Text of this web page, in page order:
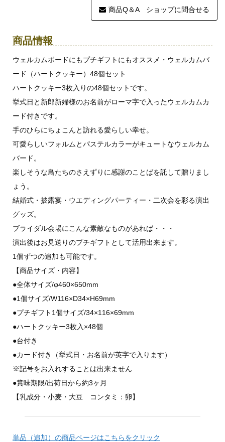
商品Q＆A ショップに問合せる
商品情報
ウェルカムボードにもプチギフトにもオススメ・ウェルカムバ
ード（ハートクッキー）48個セット
ハートクッキー3枚入りの48個セットです。
挙式日と新郎新婦様のお名前がローマ字で入ったウェルカムカ
ード付きです。
手のひらにちょこんと訪れる愛らしい幸せ。
可愛らしいフォルムとパステルカラーがキュートなウェルカム
バード。
楽しそうな鳥たちのさえずりに感謝のことばを託して贈りまし
ょう。
結婚式・披露宴・ウエディングパーティー・二次会を彩る演出
グッズ。
ブライダル会場にこんな素敵なものがあれば・・・
演出後はお見送りのプチギフトとして活用出来ます。
1個ずつの追加も可能です。
【商品サイズ・内容】
●全体サイズ/φ460×650mm
●1個サイズ/W116×D34×H69mm
●プチギフト1個サイズ/34×116×69mm
●ハートクッキー3枚入×48個
●台付き
●カード付き（挙式日・お名前が英字で入ります）
※記号をお入れすることは出来ません
●賞味期限/出荷日から約3ヶ月
【乳成分・小麦・大豆 コンタミ：卵】
単品（追加）の商品ページはこちらをクリック